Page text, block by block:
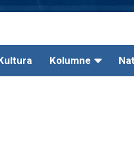
Kolumne